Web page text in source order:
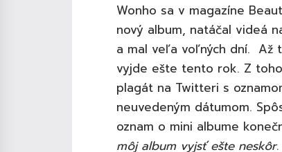
Wonho sa v magazíne
nový album, natáčal videá
a mal veľa voľných dní. Až
vyjde ešte tento rok. Z
plagát na Twitteri s
neuvedeným dátumom.
oznam o mini albume
môj album vyjsť ešte